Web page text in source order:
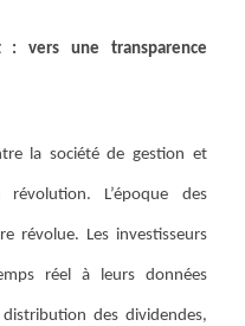
vers une transparence
la société de gestion et
révolution. L’époque des
révolue. Les investisseurs
réel à leurs données
des dividendes,